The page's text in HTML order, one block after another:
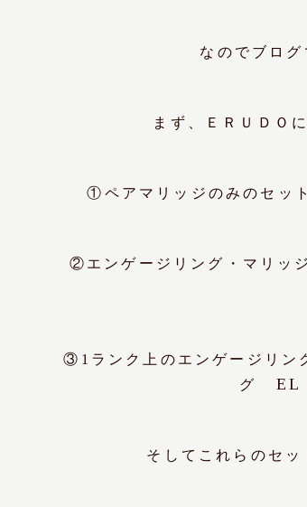
なのでブログ
まず、ＥＲＵＤＯ
①ペアマリッジのみのセッ
②エンゲージリング・マリッ
③1ランク上のエンゲージリン
グ
EL
そしてこれらのセ